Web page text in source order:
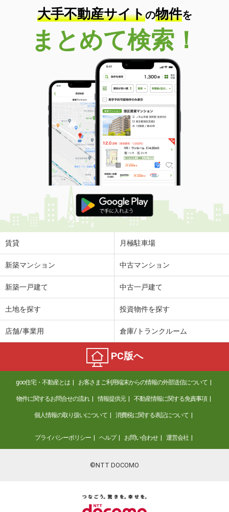
大手不動産サイトの物件を
まとめて検索！
賃貸 月極駐車場
新築マンション 中古マンション
新築一戸建て 中古一戸建て
土地を探す 投資物件を探す
店舗/事業用 倉庫/トランクルーム
PC版へ
goo住宅・不動産とは お客さまご利用端末からの情報の外部送信について
物件に関するお問合せの流れ 情報提供元 不動産情報に関する免責事項
個人情報の取り扱いについて 消費税に関する表記について
プライバシーポリシー ヘルプ お問い合わせ 運営会社
©NTT DOCOMO